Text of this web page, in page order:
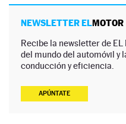
NEWSLETTER ELMOTOR
Recibe la newsletter de
del mundo del automóvil y
conducción y eficiencia.
APÚNTATE